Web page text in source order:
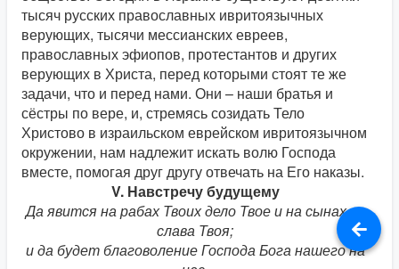
тысяч русских православных ивритоязычных
верующих, тысячи мессианских евреев,
православных эфиопов, протестантов и других
верующих в Христа, перед которыми стоят те же
задачи, что и перед нами. Они – наши братья и
сёстры по вере, и, стремясь созидать Тело
Христово в израильском еврейском ивритоязычном
окружении, нам надлежит искать волю Господа
вместе, помогая друг другу отвечать на Его наказы.
V. Навстречу будущему
Да явится на рабах Твоих дело Твое и на сынах их
слава Твоя;
и да будет благоволение Господа Бога нашего на